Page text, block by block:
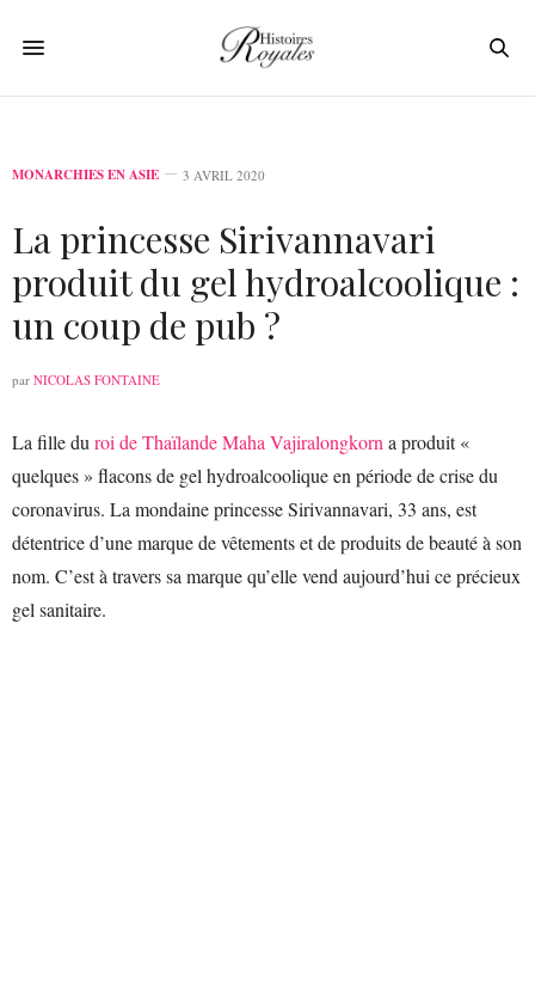
MONARCHIES EN ASIE 3 AVRIL 2020
La princesse Sirivannavari
produit du gel hydroalcoolique :
un coup de pub ?
par NICOLAS FONTAINE
La fille du roi de Thaïlande Maha Vajiralongkorn a produit «
quelques » flacons de gel hydroalcoolique en période de crise du
coronavirus. La mondaine princesse Sirivannavari, 33 ans, est
détentrice d’une marque de vêtements et de produits de beauté à son
nom. C’est à travers sa marque qu’elle vend aujourd’hui ce précieux
gel sanitaire.